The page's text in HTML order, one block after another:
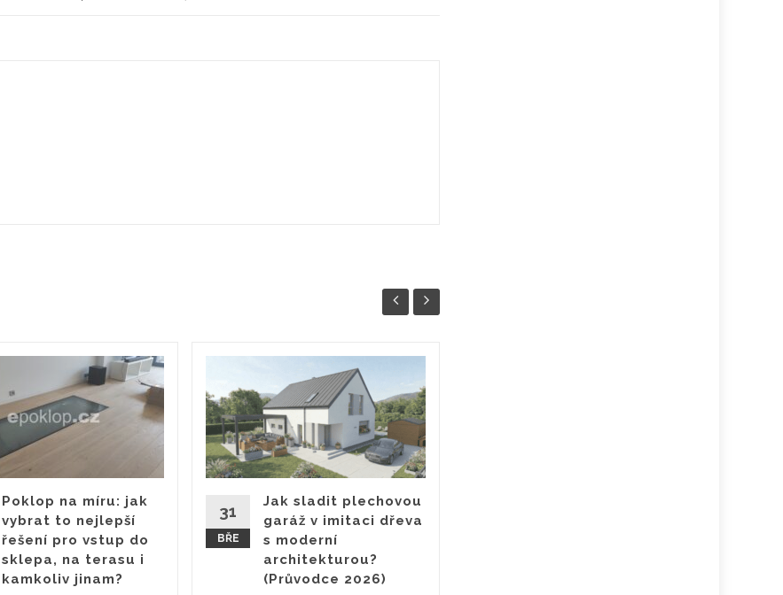
Poklop na míru: jak
vybrat to nejlepší
řešení pro vstup do
sklepa, na terasu i
kamkoliv jinam?
31
BŘE
Jak sladit plechovou
garáž v imitaci dřeva
s moderní
architekturou?
(Průvodce 2026)